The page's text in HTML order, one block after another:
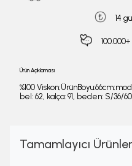
14
Ürün Açıklaması
%100
bel: 62, kalça: 91, beden: S/36/
Tamamlayıcı Ürünler